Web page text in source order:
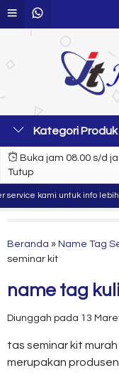
Kategori Produk
Buka jam 08.00 s/d
Tutup
kami untuk info lebih
Beranda » Name Tag
seminar kit
name tag
Diunggah pada 13
tas seminar kit
merupakan